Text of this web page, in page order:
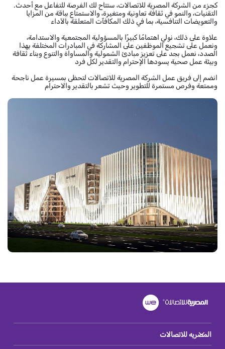
.كجزء من الشركة المصرية للاتصالات، ستتاح لك الفرصة للتفاعل مع أحدث
التقنيات، والنمو في ثقافة تعاونية ومتغيرة، والاستمتاع بباقة من المزايا
والتعويضات التنافسية، بما في ذلك المكافآت المتعلقة بالآداء
علاوة على ذلك، نولي اهتمامًا كبيرًا بالمسؤولية المجتمعية والاستدامة،
ونعمل على تشجيع الموظفين على المشاركة في المبادرات المختلفة بهذا
الصدد، نعمل بجد على تعزيز مبادئ الشمولية والمساواة والتنوع وبناء ثقافة
وبيئة عمل صحية يسودها الإحترام والتقدير لكل فرد
انضم إلى فريق عمل الشركة المصرية للاتصالات لتحظى بمسيرة عمل ناجحة
وممتعة وفرص مستمرة للتطوير وحيث تشعر بالتقدير والاحترام
المصريه للاتصالات